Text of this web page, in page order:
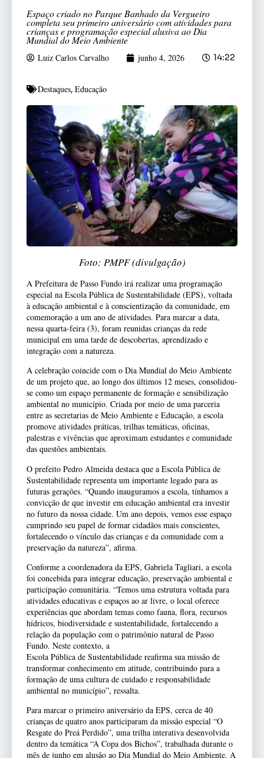
Espaço criado no Parque Banhado da Vergueiro
completa seu primeiro aniversário com atividades para
crianças e programação especial alusiva ao Dia
Mundial do Meio Ambiente
Luiz Carlos Carvalho junho 4, 2026 14:22
Destaques, Educação
Foto: PMPF (divulgação)
A Prefeitura de Passo Fundo irá realizar uma programação
especial na Escola Pública de Sustentabilidade (EPS), voltada
à educação ambiental e à conscientização da comunidade, em
comemoração a um ano de atividades. Para marcar a data,
nessa quarta-feira (3), foram reunidas crianças da rede
municipal em uma tarde de descobertas, aprendizado e
integração com a natureza.
A celebração coincide com o Dia Mundial do Meio Ambiente
de um projeto que, ao longo dos últimos 12 meses, consolidou-
se como um espaço permanente de formação e sensibilização
ambiental no município. Criada por meio de uma parceria
entre as secretarias de Meio Ambiente e Educação, a escola
promove atividades práticas, trilhas temáticas, oficinas,
palestras e vivências que aproximam estudantes e comunidade
das questões ambientais.
O prefeito Pedro Almeida destaca que a Escola Pública de
Sustentabilidade representa um importante legado para as
futuras gerações. “Quando inauguramos a escola, tínhamos a
convicção de que investir em educação ambiental era investir
no futuro da nossa cidade. Um ano depois, vemos esse espaço
cumprindo seu papel de formar cidadãos mais conscientes,
fortalecendo o vínculo das crianças e da comunidade com a
preservação da natureza”, afirma.
Conforme a coordenadora da EPS, Gabriela Tagliari, a escola
foi concebida para integrar educação, preservação ambiental e
participação comunitária. “Temos uma estrutura voltada para
atividades educativas e espaços ao ar livre, o local oferece
experiências que abordam temas como fauna, flora, recursos
hídricos, biodiversidade e sustentabilidade, fortalecendo a
relação da população com o patrimônio natural de Passo
Fundo. Neste contexto, a
Escola Pública de Sustentabilidade reafirma sua missão de
transformar conhecimento em atitude, contribuindo para a
formação de uma cultura de cuidado e responsabilidade
ambiental no município”, ressalta.
Para marcar o primeiro aniversário da EPS, cerca de 40
crianças de quatro anos participaram da missão especial “O
Resgate do Preá Perdido”, uma trilha interativa desenvolvida
dentro da temática “A Copa dos Bichos”, trabalhada durante o
mês de junho em alusão ao Dia Mundial do Meio Ambiente. A